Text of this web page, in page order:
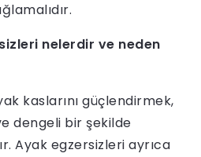
nelerdir ve neden
kaslarını güçlendirmek,
dengeli bir şekilde
Ayak egzersizleri ayrıca